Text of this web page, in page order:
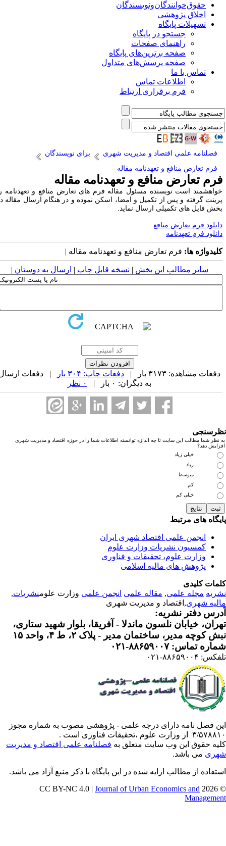
حقوق‌خوانندگان‌و‌نویسندگان
اخلاق پژوهشی
تسهیلات پایگاه
جستجو در پایگاه
راهنمای صفحات
صفحه برترین‌های پایگاه
صفحه پرسش‌های متداول
تماس با ما
اطلاعات تماس
فرم برقراری ارتباط
فصلنامه علمی اقتصاد و مدیریت شهری
برای نویسندگان
فرم تعارض منافع و تعهدنامه مقاله
تعارض منافع و تعهدنامه مقاله
خواهشمند است نویسنده مسئول مقاله فرم‎ های تعارض منافع و تعهدنامه‎ را
گرفته و پس از تکمیل و امضا، اسکن نموده و در هنگام ارسال مقاله در
فایل ‏های تکمیلی ارسال نماید.
فرم تعارض منافع
فرم تعهدنامه
ها:فرم تعارض منافع و تعهدنامه مقاله |
سایر مطالب این بخش | نسخه قابل چاپ| ارسال به دوستان|
دفعات مشاهده: ۳۱۷۳ بار | دفعات چاپ: ۳۰۴ بار
| دفعات ارسال
به دیگران: ۰ بار |
نظر شما مطالب این سایت تا چه اندازه توانسته اطلاعات شما را در حوزه اقتصاد و مدیریت شهری
دهد؟
خیلی زیاد
زیاد
متوسط
خیلی کم
های مرتبط
انجمن علمی اقتصاد شهری ایران
کمسیون نشریات وزارت علوم
وزارت علوم، تحقیقات و فناوری
پژوهش های مالیه اسلامی
کلیدی
مجله علمی, مقاله علمی انجمن علمیوزارت علومنشریات,
شهری ,اقتصاد و مدیریت شهری
دفتر نشریه:
خیابان نلسون ماندلا - آفریقا، بلوار شهید ستاری،
کوچه مدیر، ساختمان مدیر - پلاک ۲، ط ۴، واحد ۱۵
تماس: ۸۸۶۵۹۰۰۷-۰۲۱
۸۸۶۵۹۰۰۴-۰۲۱
فصل نامه دارای درجه علمی - پژوهشی مصوب به شماره مجوز
وزارت علوم ،تحقیقات فناوری است .
حقوق این وب سایت متعلق بهفصلنامه علمی اقتصاد و مدیریت
می باشد.
از مطالب ارایه شده در این پایگاه با ذکر منبع آزاد می باشد.
©
Journal of Urban Economics and